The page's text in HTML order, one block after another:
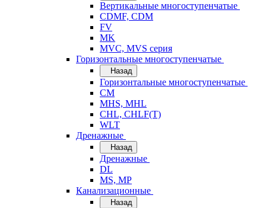
Вертикальные многоступенчатые
CDMF, CDM
FV
MK
MVC, MVS серия
Горизонтальные многоступенчатые
Назад
Горизонтальные многоступенчатые
CM
MHS, MHL
CHL, CHLF(T)
WLT
Дренажные
Назад
Дренажные
DL
MS, MP
Канализационные
Назад